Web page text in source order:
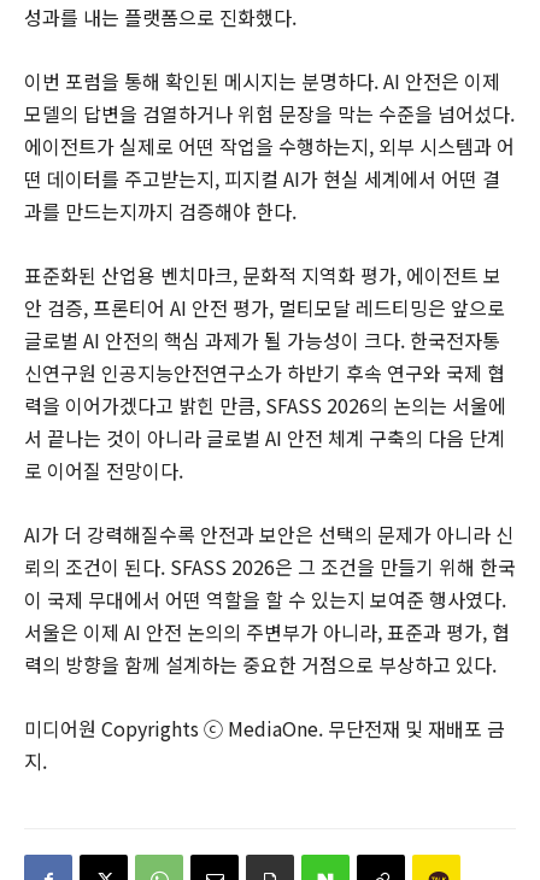
성과를 내는 플랫폼으로 진화했다.
이번 포럼을 통해 확인된 메시지는 분명하다. AI 안전은 이제
모델의 답변을 검열하거나 위험 문장을 막는 수준을 넘어섰다.
에이전트가 실제로 어떤 작업을 수행하는지, 외부 시스템과 어
떤 데이터를 주고받는지, 피지컬 AI가 현실 세계에서 어떤 결
과를 만드는지까지 검증해야 한다.
표준화된 산업용 벤치마크, 문화적 지역화 평가, 에이전트 보
안 검증, 프론티어 AI 안전 평가, 멀티모달 레드티밍은 앞으로
글로벌 AI 안전의 핵심 과제가 될 가능성이 크다. 한국전자통
신연구원 인공지능안전연구소가 하반기 후속 연구와 국제 협
력을 이어가겠다고 밝힌 만큼, SFASS 2026의 논의는 서울에
서 끝나는 것이 아니라 글로벌 AI 안전 체계 구축의 다음 단계
로 이어질 전망이다.
AI가 더 강력해질수록 안전과 보안은 선택의 문제가 아니라 신
뢰의 조건이 된다. SFASS 2026은 그 조건을 만들기 위해 한국
이 국제 무대에서 어떤 역할을 할 수 있는지 보여준 행사였다.
서울은 이제 AI 안전 논의의 주변부가 아니라, 표준과 평가, 협
력의 방향을 함께 설계하는 중요한 거점으로 부상하고 있다.
미디어원 Copyrights ⓒ MediaOne. 무단전재 및 재배포 금
지.